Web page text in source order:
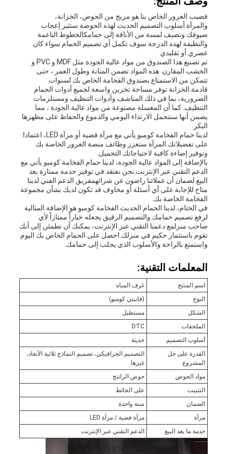
الخصوصية
قضيب الغرور الخاص بنا هو مزيج من الحوض، الخزانة،
والمرآة.أسلوب التصميم الحديث لهذه الحوضة ستثير إعجاب
ضيوفك وتضيف لمسة من الأناقة إلى حمامكالخطوط الناعمة
والنظيفة لهذه الدرجة سوف تكمل أي تصميم الحمام سواء كان
عصري أو تقليدي
تم تصنيع هذا الصندوق من مواد عالية الجودة مثل MDF و PVC و
الخشب المقارن. هذه المواد تضمن المتانة وطول العمر ، حتى
تتمكن من الاستمتاع بصندوق الفخامة الخاص بك لسنوات
قادمة.الخزانة توفر مساحة تخزين واسعة لجميع أدوات الحمام
الضرورية، بما في ذلك المناشف وأدوات التنظيف ومستلزمات
التنظيف. كما أن المغسلة مصنوعة من مواد عالية الجودة ، مما
يضمن أنها ستتحمل الارتداء اليومي والدموع والحفاظ على مظهرها
البكر.
لدينا حمام الفخامة كومبو يأتي مع مرآة فضية أو مرآة LED، اعتمادا
على تفضيلاتك.المرآة ستعزز وظائف منصة الغرور الخاصة بك
وتوفير إضاءة كافية لاحتياجاتك التجميل.
بالإضافة إلى المواد عالية الجودة، لدينا حمام الفخامة كومبو يأتي مع
الدعم التقني عبر الإنترنت.نحن نعتقد في توفير خدمة ممتازة بعد
البيع لضمان أن عملائنا راضون عن شرائهمفريق الدعم الفني لدينا
متاح للإجابة على أي أسئلة أو مخاوف قد تكون لديك بشأن مجموعة
الفخامة الخاصة بك.
في الختام، لدينا الحمام الحديث الفخامة كومبو هو الإضافة المثالية
لرفع تصميم حمامك.والتصميم الرقيق يجعله خياراً ممتازاً لأي
صاحب منزلمع دعمنا التقني عبر الإنترنت، يمكنك أن تطمئن إلى أنك
تقوم باستثمار حكيم في منزلك.احصل على الحمام الخاص بك اليوم
واستمتع بالراحة والأسلوب الذي يجلب إلى حمامك.
المعلمات التقنية:
اسم المنتج
غرف المياه
النوع
(فانيتي كومبو)
الشكل
مستطيل
الملحقات
DTC
أسلوب التصميم
حديثة
القدرة على حل
المشروع
التصميم الجرافيكي، تصميم النماذج ثلاثية الأبعاد،
غيرها
مواد الحوض
حوض الراتنج
التثبيت
على الحائط
الضمان
سنة واحدة
مرآة
مرآة فضية / مرآة LED
خدمة ما بعد البيع
الدعم التقني عبر الإنترنت